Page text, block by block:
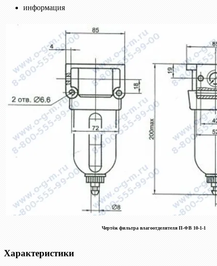
информация
Чертёж фильтра влагоотделителя П-ФВ 10-1-1
Характеристики